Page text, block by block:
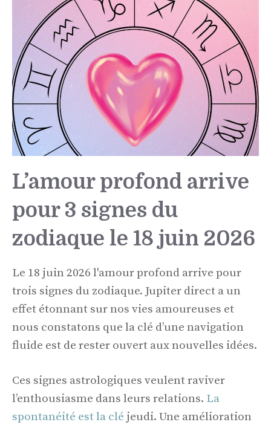
L’amour profond arrive
pour 3 signes du
zodiaque le 18 juin 2026
Le 18 juin 2026 l'amour profond arrive pour
trois signes du zodiaque. Jupiter direct a un
effet étonnant sur nos vies amoureuses et
nous constatons que la clé d’une navigation
fluide est de rester ouvert aux nouvelles idées.
Ces signes astrologiques veulent raviver
l’enthousiasme dans leurs relations. La
spontanéité est la clé jeudi. Une amélioration